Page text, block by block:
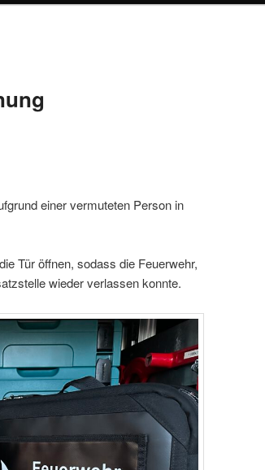
einer vermuteten Person in
Tür öffnen, sodass die Feuerwehr,
wieder verlassen konnte.